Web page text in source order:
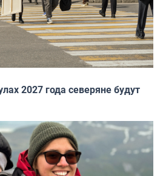
2027 года северяне будут